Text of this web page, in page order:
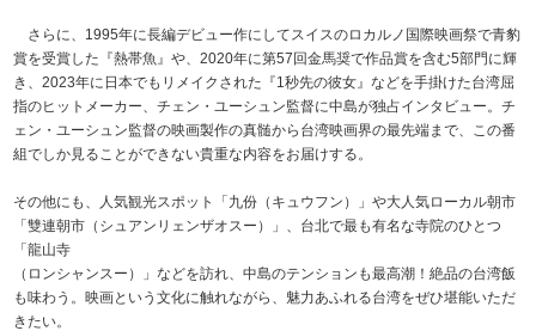
さらに、1995年に長編デビュー作にしてスイスのロカルノ国際映画祭で青豹
賞を受賞した『熱帯魚』や、2020年に第57回金馬奨で作品賞を含む5部門に輝
き、2023年に日本でもリメイクされた『1秒先の彼女』などを手掛けた台湾屈
指のヒットメーカー、チェン・ユーシュン監督に中島が独占インタビュー。チ
ェン・ユーシュン監督の映画製作の真髄から台湾映画界の最先端まで、この番
組でしか見ることができない貴重な内容をお届けする。
その他にも、人気観光スポット「九份（キュウフン）」や大人気ローカル朝市
「雙連朝市（シュアンリェンザオスー）」、台北で最も有名な寺院のひとつ
「龍山寺
（ロンシャンスー）」などを訪れ、中島のテンションも最高潮！絶品の台湾飯
も味わう。映画という文化に触れながら、魅力あふれる台湾をぜひ堪能いただ
きたい。